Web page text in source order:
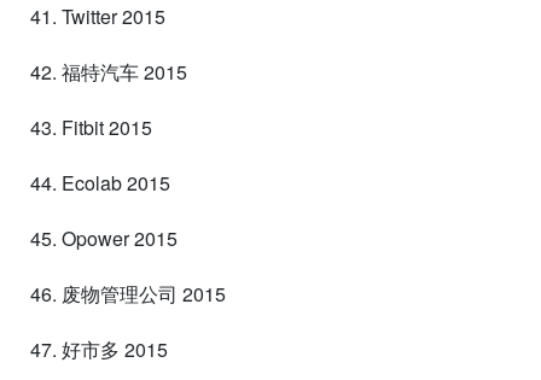
41. Twitter 2015
42. 福特汽车 2015
43. Fitbit 2015
44. Ecolab 2015
45. Opower 2015
46. 废物管理公司 2015
47. 好市多 2015